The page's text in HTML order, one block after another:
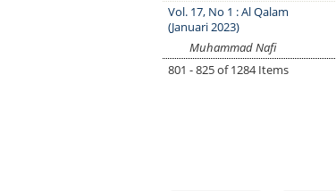
Vol. 17, No 1 : Al Qalam
(Januari 2023)
Muhammad Nafi
801 - 825 of 1284 Items